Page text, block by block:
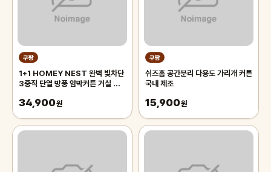
쿠팡
1+1 HOMEY NEST 완벽 빛차단
3중직 단열 방풍 암막커튼 거실 커
34,900원
쿠팡
쉬즈홈 공간분리 다용도 가리개 커튼
국내 제조
15,900원